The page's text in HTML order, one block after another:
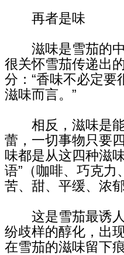
再者是味
滋味是雪茄的中
很关怀雪茄传递出
分：“香味不必定
滋味而言。”
相反，滋味是能
蕾，一切事物只要
味都是从这四种滋
语”（咖啡、巧克力
苦、甜、平缓、浓
这是雪茄最诱人
纷歧样的醇化，出
在雪茄的滋味留下痕